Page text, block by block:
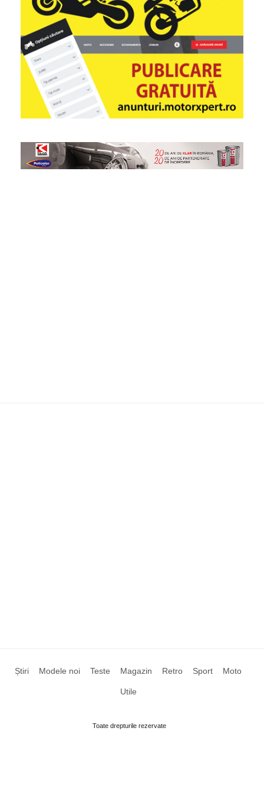
Știri Modele noi Teste Magazin Retro Sport Moto
Utile
Toate drepturile rezervate